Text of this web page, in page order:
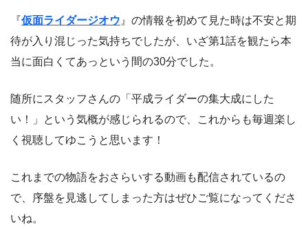
『仮面ライダージオウ 』の情報を初めて見た時は不安と期
待が入り混じった気持ちでしたが、いざ第1話を観たら本
当に面白くてあっという間の30分でした。
随所にスタッフさんの「平成ライダーの集大成にした
い！」という気概が感じられるので、これからも毎週楽し
く視聴してゆこうと思います！
これまでの物語をおさらいする動画も配信されているの
で、序盤を見逃してしまった方はぜひご覧になってくださ
いね。